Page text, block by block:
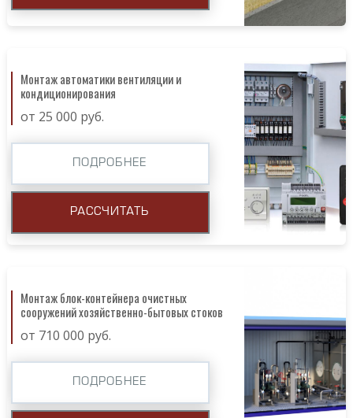
Монтаж автоматики вентиляции и
кондиционирования
от 25 000 руб.
ПОДРОБНЕЕ
РАССЧИТАТЬ
Монтаж блок-контейнера очистных
сооружений хозяйственно-бытовых стоков
от 710 000 руб.
ПОДРОБНЕЕ